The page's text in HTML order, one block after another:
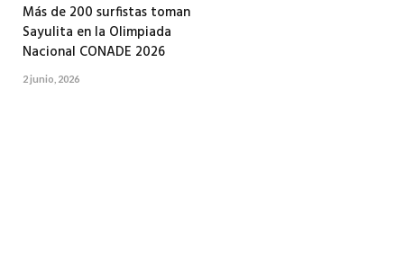
Más de 200 surfistas toman
Sayulita en la Olimpiada
Nacional CONADE 2026
2 junio, 2026